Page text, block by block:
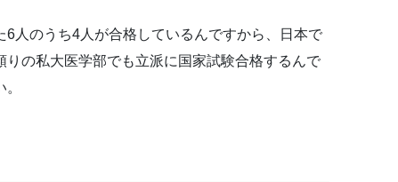
人のうち4人が合格しているんですから、日本で
の私大医学部でも立派に国家試験合格するんで